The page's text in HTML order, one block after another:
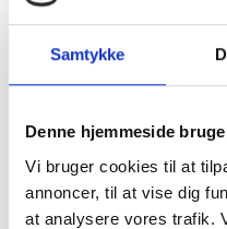
Samtykke
Denne hjemmeside
Vi bruger cookies til at
annoncer, til at vise dig
at analysere vores trafik.
BEIGE MARTA DU
CHATEAU BLONDETOP